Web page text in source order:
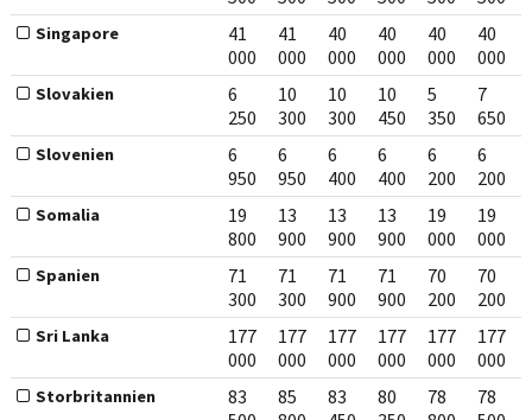
Singapore
41
000
41
000
40
000
40
000
40
000
40
000
Slovakien
6
250
10
300
10
300
10
450
5
350
7
650
Slovenien
6
950
6
950
6
400
6
400
6
200
6
200
Somalia
19
800
13
900
13
900
13
900
19
000
19
000
Spanien
71
300
71
300
71
900
71
900
70
200
70
200
Sri Lanka
177
000
177
000
177
000
177
000
177
000
177
000
Storbritannien
83
85
83
80
78
78